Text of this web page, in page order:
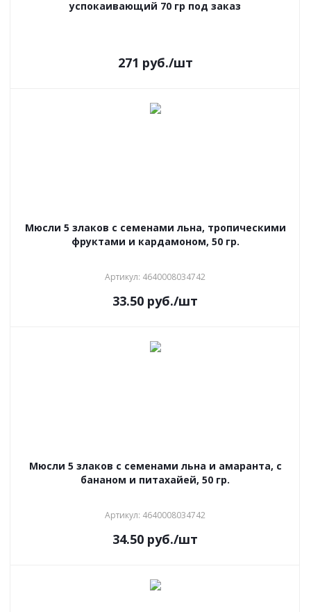
успокаивающий 70 гр под заказ
271 руб./шт
Мюсли 5 злаков с семенами льна, тропическими
фруктами и кардамоном, 50 гр.
Артикул: 4640008034742
33.50 руб./шт
Мюсли 5 злаков с семенами льна и амаранта, с
бананом и питахайей, 50 гр.
Артикул: 4640008034742
34.50 руб./шт